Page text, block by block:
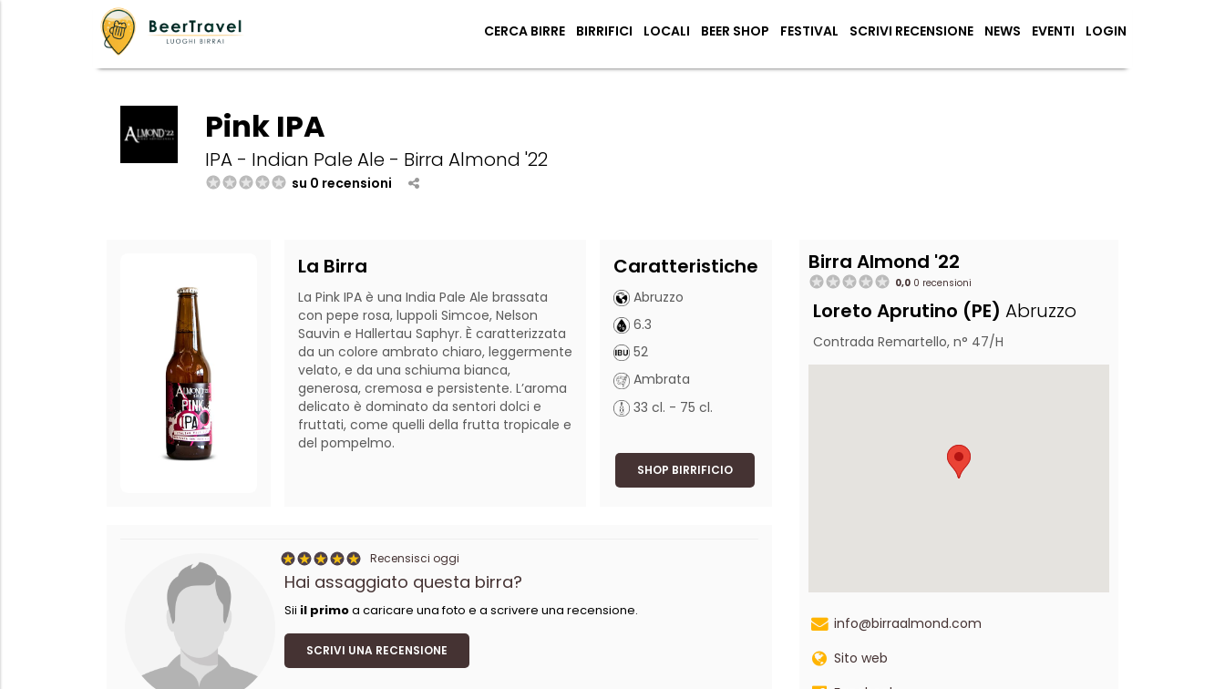
CERCA BIRRE BIRRIFICI LOCALI BEER SHOP FESTIVAL SCRIVI RECENSIONE NEWS EVENTI LOGIN
Pink IPA
IPA - Indian Pale Ale - Birra Almond '22
su 0 recensioni
La Birra
La Pink IPA è una India Pale Ale brassata
con pepe rosa, luppoli Simcoe, Nelson
Sauvin e Hallertau Saphyr. È caratterizzata
da un colore ambrato chiaro, leggermente
velato, e da una schiuma bianca,
generosa, cremosa e persistente. L’aroma
delicato è dominato da sentori dolci e
fruttati, come quelli della frutta tropicale e
del pompelmo.
Caratteristiche
Abruzzo
6.3
52
Ambrata
33 cl. - 75 cl.
SHOP BIRRIFICIO
Recensisci oggi
Hai assaggiato questa birra?
Sii il primoa caricare una foto e a scrivere una recensione.
SCRIVI UNA RECENSIONE
Birra Almond '22
0,0 0 recensioni
Loreto Aprutino (PE) Abruzzo
Contrada Remartello, n° 47/H
info@birraalmond.com
Sito web